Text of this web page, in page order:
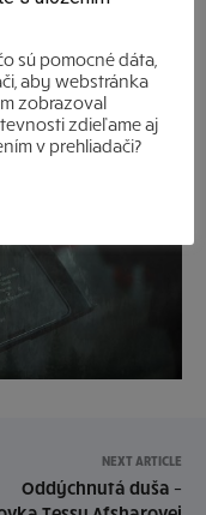
NEXT ARTICLE
Oddýchnutá duša –
sú pomocné dáta,
aby webstránka
zobrazoval
zdieľame aj
v prehliadači?